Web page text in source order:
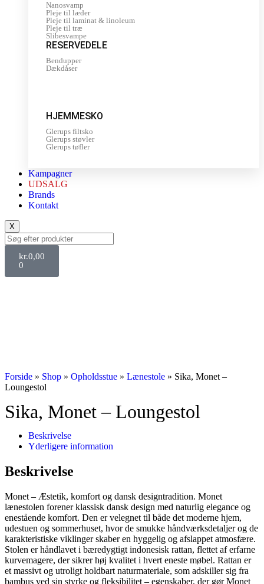
Nanosvamp
Pleje til læder
Pleje til laminat & linoleum
Pleje til træ
Slibesvampe
RESERVEDELE
Bendupper
Dækdåser
HJEMMESKO
Glerups filtsko
Glerups støvler
Glerups tøfler
Kampagner
UDSALG
Brands
Kontakt
X
kr.0,00
0
Forside » Shop » Opholdsstue » Lænestole » Sika, Monet –
Loungestol
Sika, Monet – Loungestol
Beskrivelse
Yderligere information
Beskrivelse
Monet – Æstetik, komfort og dansk designtradition. Monet
lænestolen forener klassisk dansk design med naturlig elegance og
enestående komfort. Den er velegnet til både det moderne hjem,
udestuen og sommerhuset, hvor de smukke håndværksdetaljer og de
karakteristiske viklinger skaber en hyggelig og afslappet atmosfære.
Stolen er håndlavet i bæredygtigt indonesisk rattan, flettet af erfarne
kurvemagere, der sikrer høj kvalitet i hvert eneste møbel. Rattan er
et massivt og utroligt holdbart naturmateriale, som adskiller sig fra
bambus ved sin styrke og fleksibilitet – egenskaber, der gør Monet